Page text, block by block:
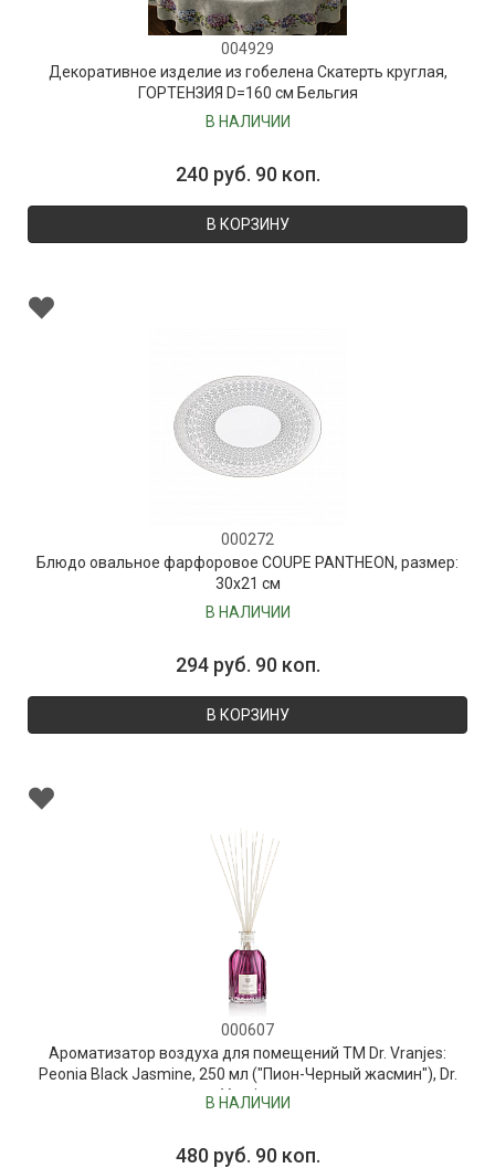
004929
Декоративное изделие из гобелена Скатерть круглая,
ГОРТЕНЗИЯ D=160 см Бельгия
В НАЛИЧИИ
240 руб. 90 коп.
В КОРЗИНУ
000272
Блюдо овальное фарфоровое COUPE PANTHEON, размер:
30х21 см
В НАЛИЧИИ
294 руб. 90 коп.
В КОРЗИНУ
000607
Ароматизатор воздуха для помещений ТМ Dr. Vranjes:
Peonia Black Jasmine, 250 мл ("Пион-Черный жасмин"), Dr.
Vranjes
В НАЛИЧИИ
480 руб. 90 коп.